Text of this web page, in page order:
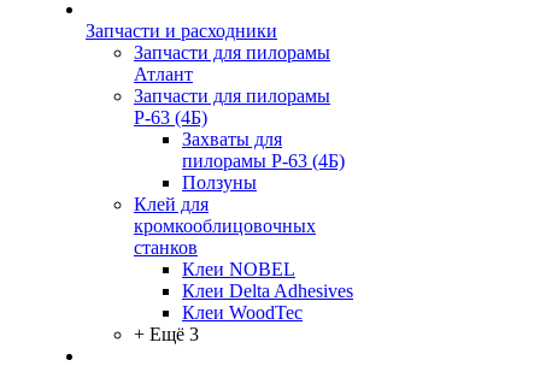
Запчасти и расходники
Запчасти для пилорамы
Атлант
Запчасти для пилорамы
Р-63 (4Б)
Захваты для
пилорамы Р-63 (4Б)
Ползуны
Клей для
кромкооблицовочных
станков
Клеи NOBEL
Клеи Delta Adhesives
Клеи WoodTec
+ Ещё 3